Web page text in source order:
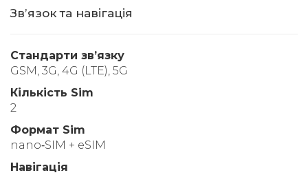
Звʼязок та навігація
Стандарти звʼязку
GSM, 3G, 4G (LTE), 5G
Кількість Sim
2
Формат Sim
nano‑SIM + eSIM
Навігація